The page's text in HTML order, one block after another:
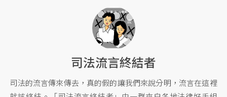
司法流言終結者
司法的流言傳來傳去，真的假的讓我們來說分明，流言在這裡